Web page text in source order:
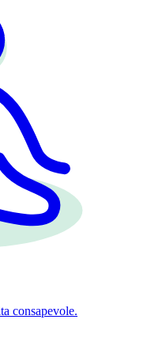
consapevole.